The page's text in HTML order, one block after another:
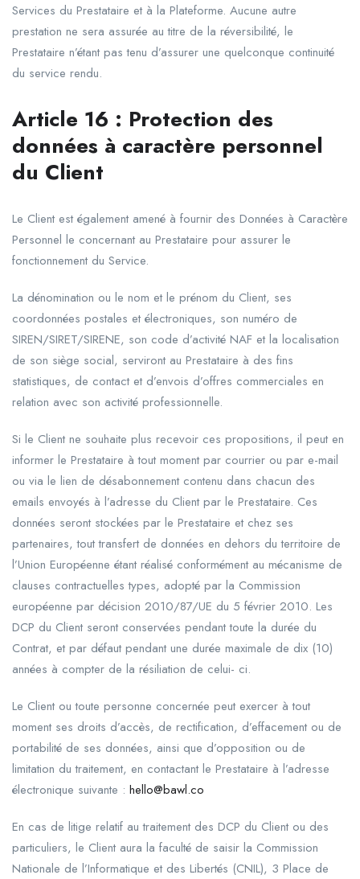
Services du Prestataire et à la Plateforme. Aucune autre
prestation ne sera assurée au titre de la réversibilité, le
Prestataire n’étant pas tenu d’assurer une quelconque continuité
du service rendu.
Article 16 : Protection des
données à caractère personnel
du Client
Le Client est également amené à fournir des Données à Caractère
Personnel le concernant au Prestataire pour assurer le
fonctionnement du Service.
La dénomination ou le nom et le prénom du Client, ses
coordonnées postales et électroniques, son numéro de
SIREN/SIRET/SIRENE, son code d’activité NAF et la localisation
de son siège social, serviront au Prestataire à des fins
statistiques, de contact et d’envois d’offres commerciales en
relation avec son activité professionnelle.
Si le Client ne souhaite plus recevoir ces propositions, il peut en
informer le Prestataire à tout moment par courrier ou par e-mail
ou via le lien de désabonnement contenu dans chacun des
emails envoyés à l’adresse du Client par le Prestataire. Ces
données seront stockées par le Prestataire et chez ses
partenaires, tout transfert de données en dehors du territoire de
l’Union Européenne étant réalisé conformément au mécanisme de
clauses contractuelles types, adopté par la Commission
européenne par décision 2010/87/UE du 5 février 2010. Les
DCP du Client seront conservées pendant toute la durée du
Contrat, et par défaut pendant une durée maximale de dix (10)
années à compter de la résiliation de celui- ci.
Le Client ou toute personne concernée peut exercer à tout
moment ses droits d’accès, de rectification, d’effacement ou de
portabilité de ses données, ainsi que d’opposition ou de
limitation du traitement, en contactant le Prestataire à l’adresse
électronique suivante : hello@bawl.co
En cas de litige relatif au traitement des DCP du Client ou des
particuliers, le Client aura la faculté de saisir la Commission
Nationale de l’Informatique et des Libertés (CNIL), 3 Place de